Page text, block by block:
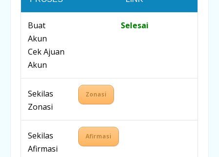
Buat
Akun
Cek Ajuan
Akun
Selesai
Sekilas
Zonasi
Zonasi
Sekilas
Afirmasi
Afirmasi